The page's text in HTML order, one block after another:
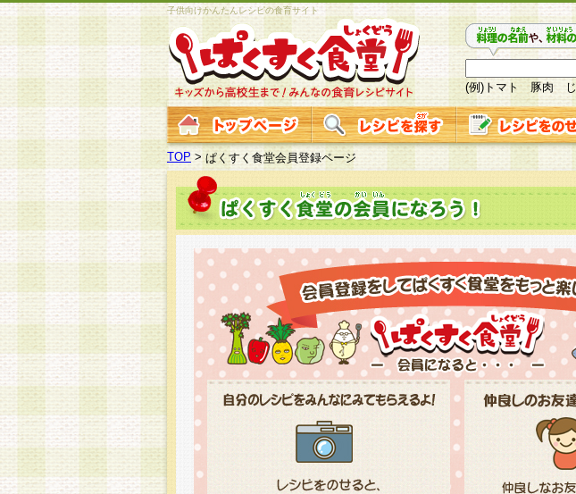
子供向けかんたんレシピの食育サイト
(例)トマト 豚肉 じ
TOP >ぱくすく食堂会員登録ページ